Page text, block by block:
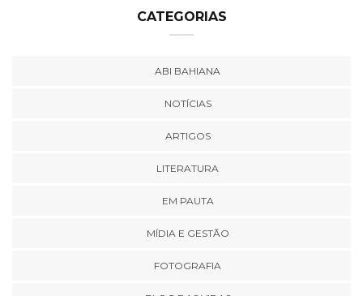
CATEGORIAS
ABI BAHIANA
NOTÍCIAS
ARTIGOS
LITERATURA
EM PAUTA
MÍDIA E GESTÃO
FOTOGRAFIA